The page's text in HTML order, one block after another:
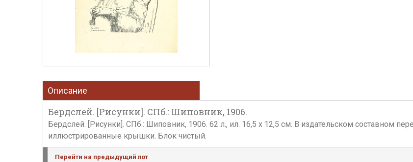
Описание
Бердслей. [Рисунки]. СПб.: Шиповник, 1906.
Бердслей. [Рисунки]. СПб.: Шиповник, 1906. 62 л., ил. 16,5 х 12,5 см. В издательском составном
иллюстрированные крышки. Блок чистый.
Перейти на предыдущий лот